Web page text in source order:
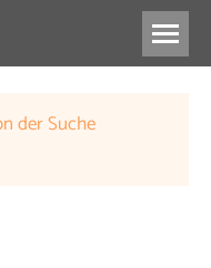
der Suche